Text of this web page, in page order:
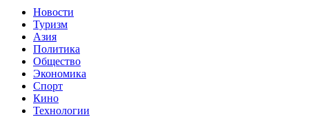
Новости
Туризм
Азия
Политика
Общество
Экономика
Спорт
Кино
Технологии